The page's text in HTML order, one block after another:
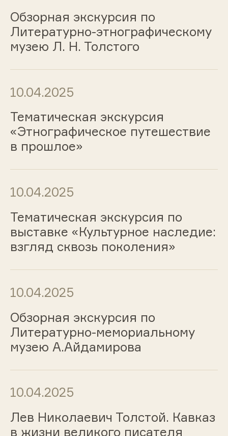
Обзорная экскурсия по
Литературно-этнографическому
музею Л. Н. Толстого
10.04.2025
Тематическая экскурсия
«Этнографическое путешествие
в прошлое»
10.04.2025
Тематическая экскурсия по
выставке «Культурное наследие:
взгляд сквозь поколения»
10.04.2025
Обзорная экскурсия по
Литературно-мемориальному
музею А.Айдамирова
10.04.2025
Лев Николаевич Толстой. Кавказ
в жизни великого писателя